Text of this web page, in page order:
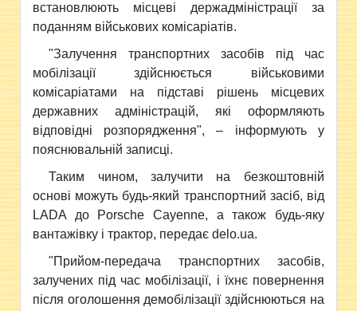
встановлюють місцеві держадміністрації за
поданням військових комісаріатів.
"Залучення транспортних засобів під час
мобілізації здійснюється військовими
комісаріатами на підставі рішень місцевих
державних адміністрацій, які оформляють
відповідні розпорядження", – інформують у
пояснювальній записці.
Таким чином, залучити на безкоштовній
основі можуть будь-який транспортний засіб, від
LADA до Porsche Cayenne, а також будь-яку
вантажівку і трактор, передає delo.ua.
"Прийом-передача транспортних засобів,
залучених під час мобілізації, і їхнє повернення
після оголошення демобілізації здійснюються на